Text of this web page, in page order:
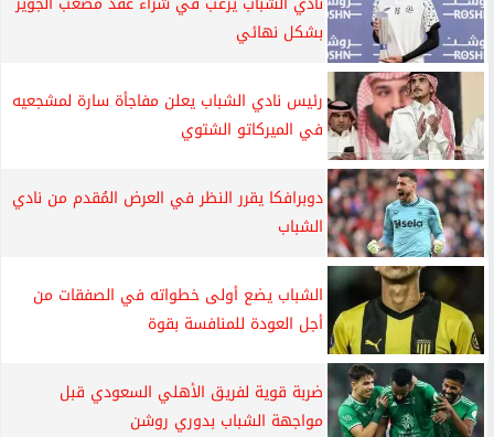
بشكل نهائي
رئيس نادي الشباب يعلن مفاجأة سارة لمشجعيه
في الميركاتو الشتوي
دوبرافكا يقرر النظر في العرض المُقدم من نادي
الشباب
الشباب يضع أولى خطواته في الصفقات من
أجل العودة للمنافسة بقوة
ضربة قوية لفريق الأهلي السعودي قبل
مواجهة الشباب بدوري روشن